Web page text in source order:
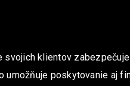
svojich klientov
umožňuje poskytovanie aj